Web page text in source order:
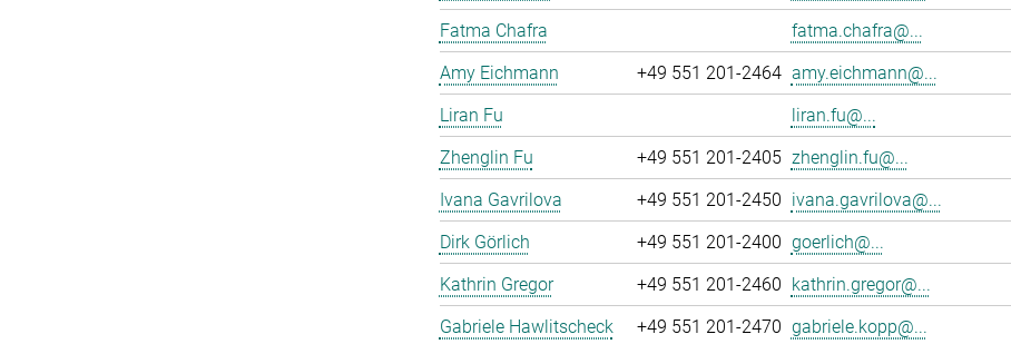
Fatma Chafra
fatma.chafra@...
Amy Eichmann
+49 551 201-2464 amy.eichmann@...
Liran Fu
liran.fu@...
Zhenglin Fu
+49 551 201-2405 zhenglin.fu@...
Ivana Gavrilova
+49 551 201-2450 ivana.gavrilova@...
Dirk Görlich
+49 551 201-2400 goerlich@...
Kathrin Gregor
+49 551 201-2460 kathrin.gregor@...
Gabriele Hawlitscheck
+49 551 201-2470 gabriele.kopp@...